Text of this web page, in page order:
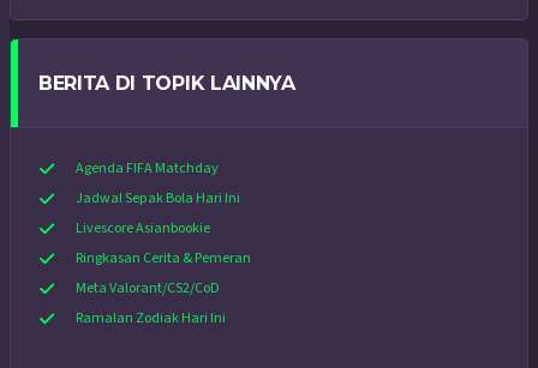
BERITA DI TOPIK LAINNYA
Agenda FIFA Matchday
Jadwal Sepak Bola Hari Ini
Livescore Asianbookie
Ringkasan Cerita & Pemeran
Meta Valorant/CS2/CoD
Ramalan Zodiak Hari Ini